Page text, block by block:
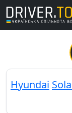
Hyundai